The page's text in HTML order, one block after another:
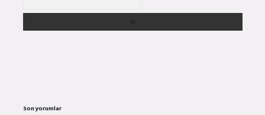
Son yorumlar